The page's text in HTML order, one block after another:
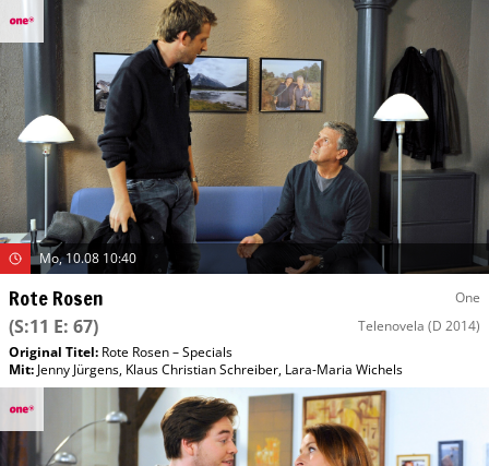
Mo, 10.08 10:40
Rote Rosen One
(S:11 E: 67) Telenovela (D 2014)
Original Titel: Rote Rosen – Specials
Mit: Jenny Jürgens, Klaus Christian Schreiber, Lara-Maria Wichels